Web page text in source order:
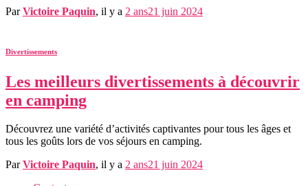
ParVictoire Paquin, il y a 2 ans21 juin 2024
Divertissements
Les meilleurs divertissements à découvrir
en camping
Découvrez une variété d’activités captivantes pour tous les âges et
tous les goûts lors de vos séjours en camping.
ParVictoire Paquin, il y a 2 ans21 juin 2024